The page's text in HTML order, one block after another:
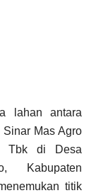
lahan antara
Mas Agro
Tbk di Desa
Kabupaten
titik